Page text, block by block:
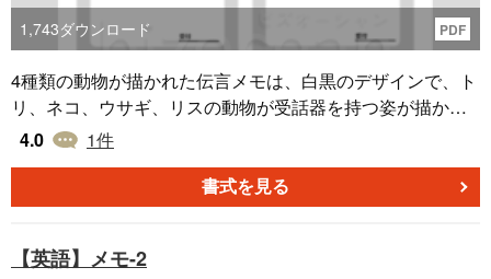
1,743ダウンロード PDF
4種類の動物が描かれた伝言メモは、白黒のデザインで、ト
リ、ネコ、ウサギ、リスの動物が受話器を持つ姿が描かれ
ています。これは、伝言を取る際に使用するメモ帳のデザ
してご利用いただけます。動物のデザインは、伝言メモを
取る際にちょっとした楽しみを提供します。このデザイン
無料でダウンロードできるので、ぜひご利用ください。
4.0 1件
書式を見る
【英語】メモ-2